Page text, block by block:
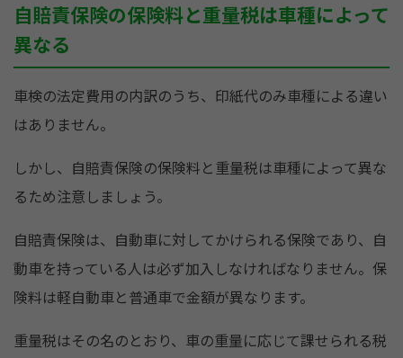
自賠責保険の保険料と重量税は車種によって
異なる
車検の法定費用の内訳のうち、印紙代のみ車種による違い
はありません。
しかし、自賠責保険の保険料と重量税は車種によって異な
るため注意しましょう。
自賠責保険は、自動車に対してかけられる保険であり、自
動車を持っている人は必ず加入しなければなりません。保
険料は軽自動車と普通車で金額が異なります。
重量税はその名のとおり、車の重量に応じて課せられる税